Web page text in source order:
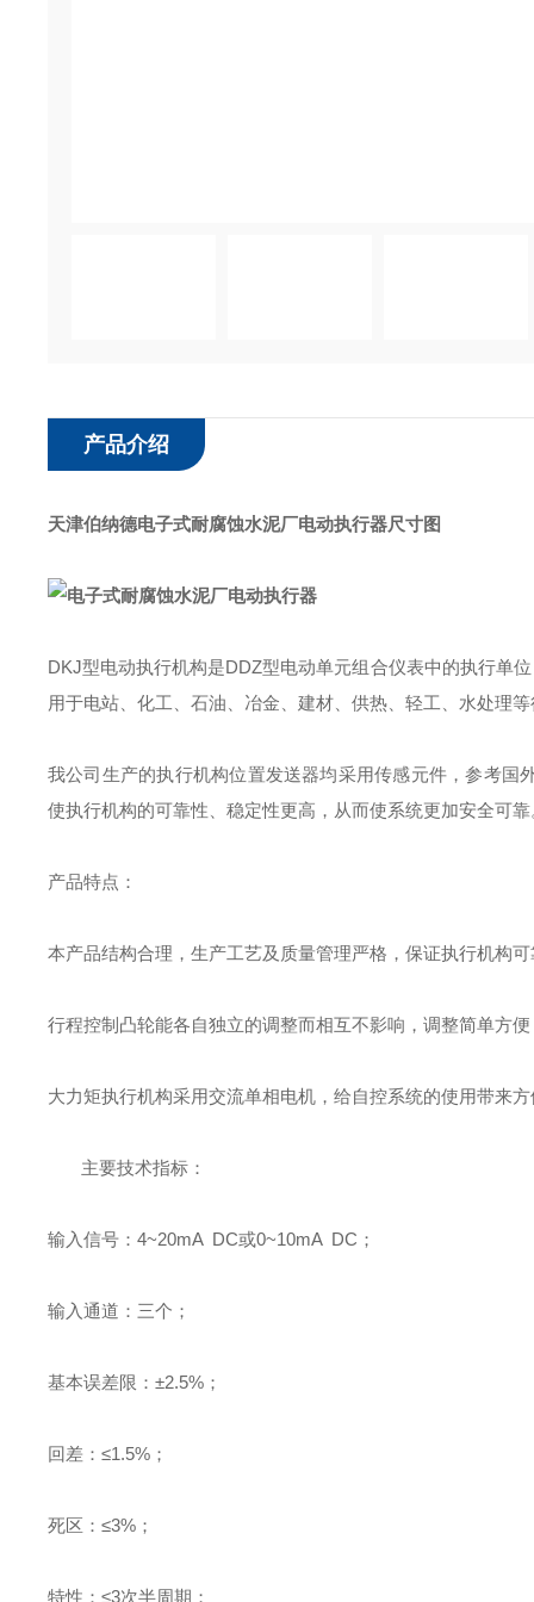
产品介绍
天津伯纳德电子式耐腐蚀水泥厂电动执行器尺寸图
DKJ型电动执行机构是DDZ型电动单元组合仪表中的执行单
用于电站、化工、石油、冶金、建材、供热、轻工、水处理
我公司生产的执行机构位置发送器均采用传感元件，参考
使执行机构的可靠性、稳定性更高，从而使系统更加安全可靠
产品特点：
本产品结构合理，生产工艺及质量管理严格，保证执行机构
行程控制凸轮能各自独立的调整而相互不影响，调整简单方便
大力矩执行机构采用交流单相电机，给自控系统的使用带来
主要技术指标：
输入信号：4~20mA DC或0~10mA DC；
输入通道：三个；
基本误差限：±2.5%；
回差：≤1.5%；
死区：≤3%；
特性：≤3次半周期；